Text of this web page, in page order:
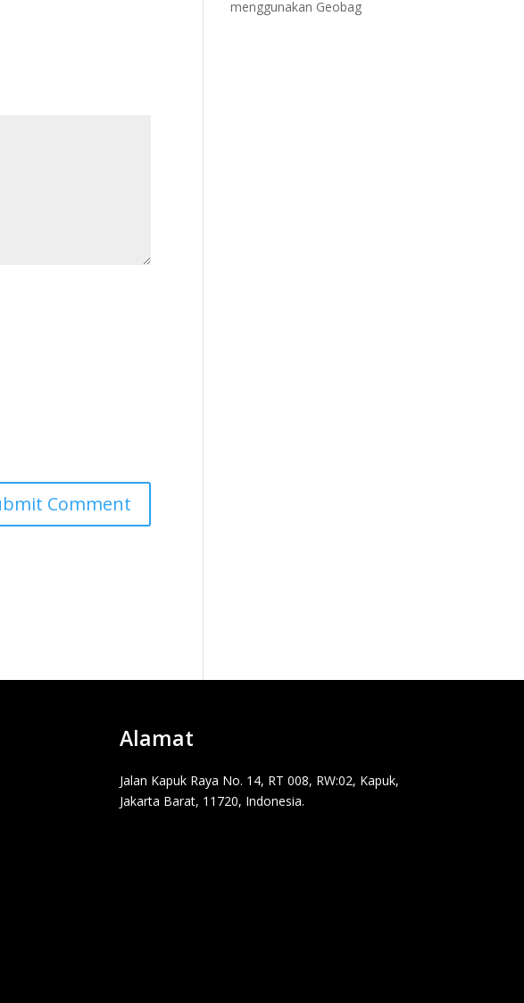
menggunakan Geobag
Alamat
Jalan Kapuk Raya No. 14, RT 008, RW:02, Kapuk,
Jakarta Barat, 11720, Indonesia.